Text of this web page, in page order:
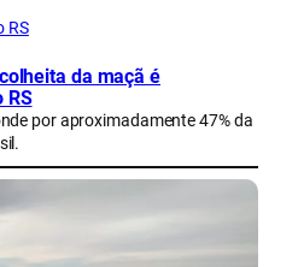
RS
da maçã é
RS
por aproximadamente 47% da